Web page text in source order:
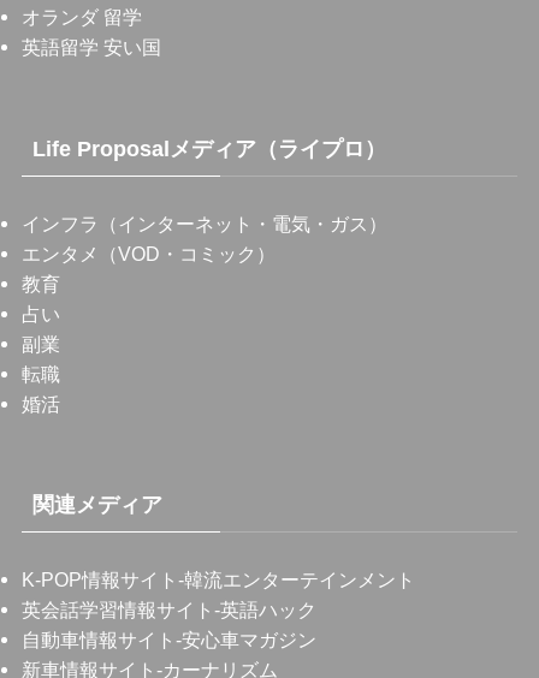
オランダ 留学
英語留学 安い国
Life Proposalメディア（ライプロ）
インフラ（インターネット・電気・ガス）
エンタメ（VOD・コミック）
教育
占い
副業
転職
婚活
関連メディア
K-POP情報サイト -韓流エンターテインメント
英会話学習情報サイト -英語ハック
自動車情報サイト -安心車マガジン
新車情報サイト -カーナリズム